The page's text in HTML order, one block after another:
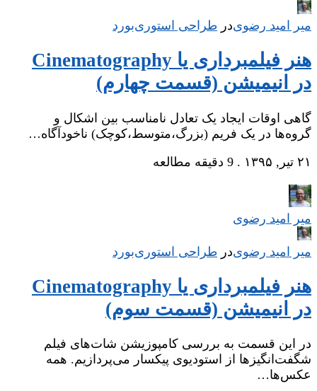
میر امید رضویدر طراحی استوری‌بورد
هنر فیلمبرداری یا Cinematography
در انیمیشن (قسمت چهارم)
گاهی اوقات ایجاد یک تعادل نامناسب بین اشکال و
گروه‌ها در یک فریم (بزرگ،متوسط،کوچک) ناخودآگاه…
۲۱ تیر, ۱۳۹۵
. 9 دقیقه مطالعه
میر امید رضوی
میر امید رضویدر طراحی استوری‌بورد
هنر فیلمبرداری یا Cinematography
در انیمیشن (قسمت سوم)
در این قسمت به بررسی کامپوزیشن شات‌های فیلم
شگفت‌انگیزها از استودیوی پیکسار می‌پردازیم. همه
عکس‌ها…